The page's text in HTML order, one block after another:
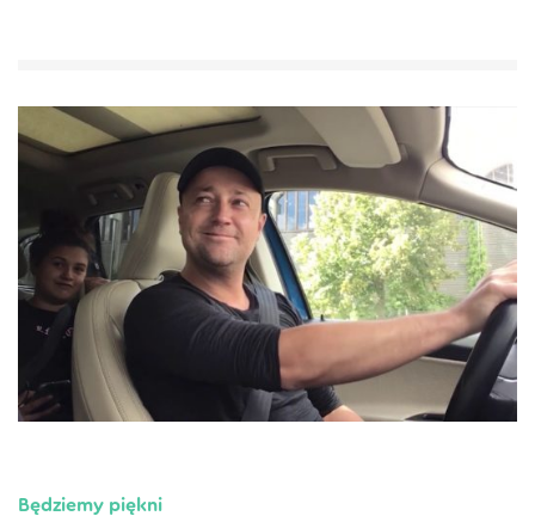
Będziemy piękni